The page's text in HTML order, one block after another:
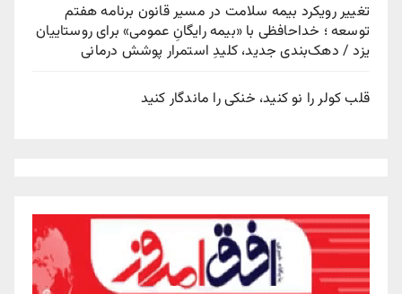
تغییر رویکرد بیمه سلامت در مسیر قانون برنامه هفتم
توسعه ؛ خداحافظی با «بیمه رایگانِ عمومی» برای روستاییان
یزد / دهک‌بندی جدید، کلیدِ استمرار پوشش درمانی
قلب کولر را نو کنید، خنکی را ماندگار کنید